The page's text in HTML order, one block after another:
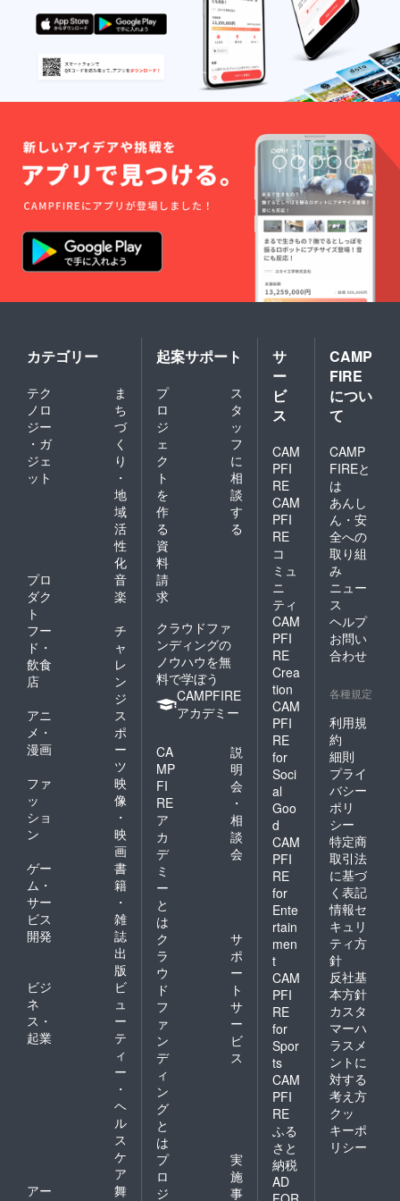
カテゴリー
テク
ノロ
ジー
・ガ
ジェ
ット
ま
ち
づ
く
り
・
地
域
活
性
化
プロ
ダク
ト
音
楽
フー
ド・
飲食
店
チ
ャ
レ
ン
ジ
アニ
メ・
漫画
ス
ポ
ー
ツ
ファ
ッ
ショ
ン
映
像
・
映
画
ゲー
ム・
サー
ビス
開発
書
籍
・
雑
誌
出
版
ビジ
ネ
ス・
起業
ビ
ュ
ー
テ
ィ
ー
・
ヘ
ル
ス
ケ
ア
アー
舞
起案サポート
プ
ロ
ジ
ェ
ク
ト
を
作
る
ス
タ
ッ
フ
に
相
談
す
る
資
料
請
求
クラウドファ
ンディングの
ノウハウを無
料で学ぼう
CAMPFIRE
アカデミー
CA
MP
FI
RE
ア
カ
デ
ミ
ー
と
は
説
明
会
・
相
談
会
ク
ラ
ウ
ド
フ
ァ
ン
デ
ィ
ン
グ
と
は
サ
ポ
ー
ト
サ
ー
ビ
ス
プ
ロ
ジ
実
施
事
サ
ー
ビ
ス
CAM
PFI
RE
CAM
PFI
RE
コ
ミュ
ニ
ティ
CAM
PFI
RE
Crea
tion
CAM
PFI
RE
for
Soci
al
Goo
d
CAM
PFI
RE
for
Ente
rtain
men
t
CAM
PFI
RE
for
Spor
ts
CAM
PFI
RE
ふる
さと
納税
AD
CAMP
FIRE
につい
て
CAMP
FIREと
は
あんし
ん・安
全への
取り組
み
ニュー
ス
ヘルプ
お問い
合わせ
各種規定
利用規
約
細則
プライ
バシー
ポリ
シー
特定商
取引法
に基づ
く表記
情報セ
キュリ
ティ方
針
反社基
本方針
カスタ
マーハ
ラスメ
ントに
対する
考え方
クッ
キーポ
リシー